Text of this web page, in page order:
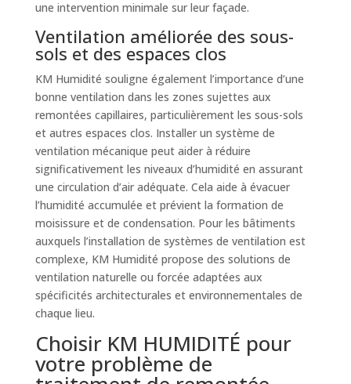
une intervention minimale sur leur façade.
Ventilation améliorée des sous-
sols et des espaces clos
KM Humidité souligne également l’importance d’une
bonne ventilation dans les zones sujettes aux
remontées capillaires, particulièrement les sous-sols
et autres espaces clos. Installer un système de
ventilation mécanique peut aider à réduire
significativement les niveaux d’humidité en assurant
une circulation d’air adéquate. Cela aide à évacuer
l’humidité accumulée et prévient la formation de
moisissure et de condensation. Pour les bâtiments
auxquels l’installation de systèmes de ventilation est
complexe, KM Humidité propose des solutions de
ventilation naturelle ou forcée adaptées aux
spécificités architecturales et environnementales de
chaque lieu.
Choisir KM HUMIDITÉ pour
votre problème de